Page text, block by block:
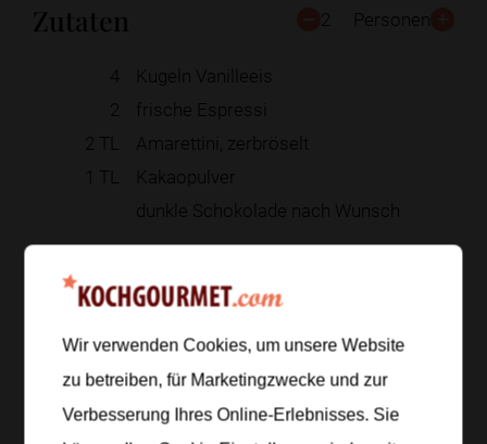
Zutaten 2 Personen
4
Kugeln Vanilleeis
2
frische Espressi
2 TL
Amarettini, zerbröselt
1 TL
Kakaopulver
dunkle Schokolade nach Wunsch
Zur Einkaufsliste hinzufügen
Zubereitung
Wir verwenden Cookies, um unsere Website
zu betreiben, für Marketingzwecke und zur
Verbesserung Ihres Online-Erlebnisses. Sie